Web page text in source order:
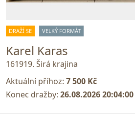
DRAŽÍ SE VELKÝ FORMÁT
Karel Karas
161919. Širá krajina
Aktuální příhoz: 7 500 Kč
Konec dražby: 26.08.2026 20:04:00